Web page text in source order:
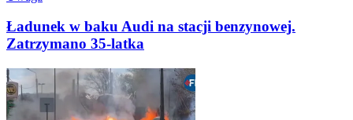
Ładunek w baku Audi na stacji benzynowej.
Zatrzymano 35-latka